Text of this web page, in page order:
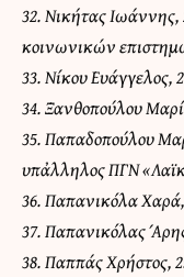
32. Νικήτας
κοινωνικών
33. Νίκου Ευάγγελος,
34. Ξανθοπούλου
35. Παπαδοπούλου
υπἀλληλος ΠΓΝ
36. Παπανικόλα
37. Παπανικόλας
38. Παππάς Χρήστος,